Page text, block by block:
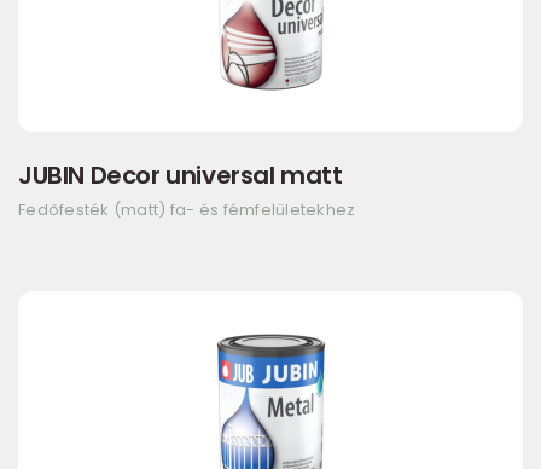
JUBIN Decor universal matt
Fedőfesték (matt) fa- és fémfelületekhez